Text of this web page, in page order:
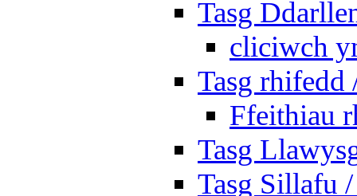
Tasg
cliciwch
Tasg rhifedd
Ffeithiau
Tasg
Tasg Sillafu